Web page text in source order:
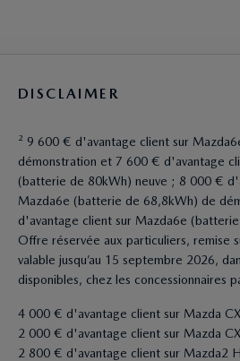
DISCLAIMER
² 9 600 € d'avantage client sur
démonstration et 7 600 € d'avantage
(batterie de 80kWh) neuve ; 8 000 €
Mazda6e (batterie de 68,8kWh) de
d'avantage client sur Mazda6e
Offre réservée aux particuliers, remise
valable jusqu’au 15 septembre 2026,
disponibles, chez les concessionnaires
4 000 € d'avantage client sur Mazda
2 000 € d'avantage client sur Mazda
2 800 € d'avantage client sur Mazda2